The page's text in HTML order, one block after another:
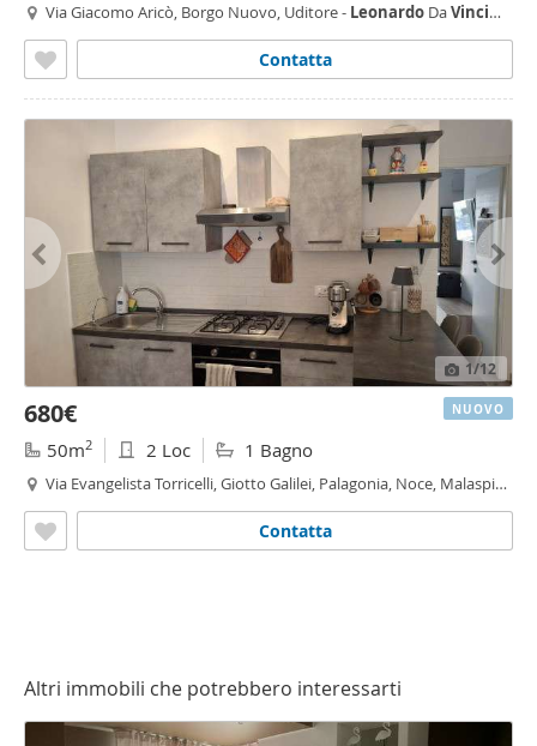
Via Giacomo Aricò, Borgo Nuovo, Uditore - Leonardo DaVinci
Contatta
1/12
680€
50m2 2 Loc 1 Bagno
Via Evangelista Torricelli, Giotto Galilei, Palagonia, Noce, Malaspina
Contatta
NUOVO
Altri immobili che potrebbero interessarti